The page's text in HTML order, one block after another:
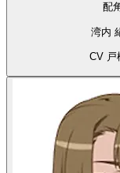
配
湾内
CV 戸